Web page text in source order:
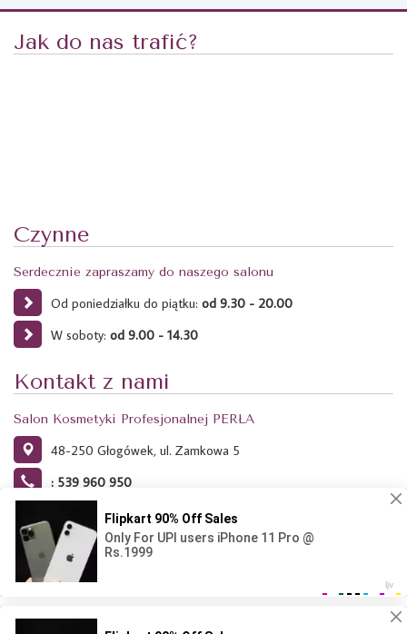
Jak do nas trafić?
Czynne
Serdecznie zapraszamy do naszego salonu
Od poniedziałku do piątku: od 9.30 - 20.00
W soboty: od 9.00 - 14.30
Kontakt z nami
Salon Kosmetyki Profesjonalnej PERŁA
48-250 Głogówek, ul. Zamkowa 5
: 539 960 950
Ta strona używa plików Cookies. Dowiedz się więcej o celu ich
używania i możliwości zmiany ustawień Cookies w przeglądarce.